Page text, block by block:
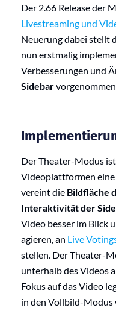
Der 2.66 Release der
Livestreaming und
Neuerung dabei stellt
nun erstmalig
Verbesserungen und
Sidebar
Der Theater-Modus
Videoplattformen
vereint die Bildfläche
Interaktivität der
Video besser im Blick
agieren, an Live
stellen. Der Theater-
unterhalb des Videos
Fokus auf das Video
in den Vollbild-Modus